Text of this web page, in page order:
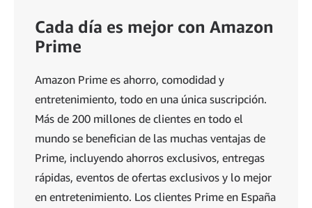
Cada día es mejor con Amazon
Prime
Amazon Prime es ahorro, comodidad y
entretenimiento, todo en una única suscripción.
Más de 200 millones de clientes en todo el
mundo se benefician de las muchas ventajas de
Prime, incluyendo ahorros exclusivos, entregas
rápidas, eventos de ofertas exclusivos y lo mejor
en entretenimiento. Los clientes Prime en España